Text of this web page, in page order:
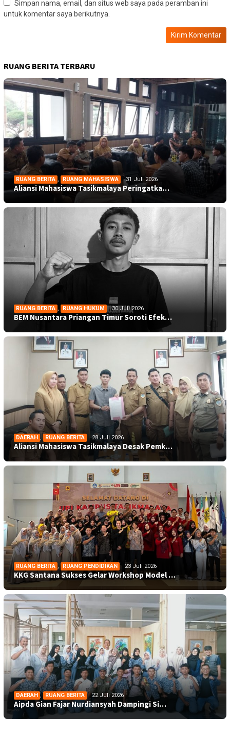
Simpan nama, email, dan situs web saya pada peramban ini
untuk komentar saya berikutnya.
RUANG BERITA TERBARU
RUANG BERITA , RUANG MAHASISWA 31 Juli 2026
Aliansi Mahasiswa Tasikmalaya Peringatka…
RUANG BERITA , RUANG HUKUM 30 Juli 2026
BEM Nusantara Priangan Timur Soroti Efek…
DAERAH , RUANG BERITA 28 Juli 2026
Aliansi Mahasiswa Tasikmalaya Desak Pemk…
RUANG BERITA , RUANG PENDIDIKAN 23 Juli 2026
KKG Santana Sukses Gelar Workshop Model …
DAERAH , RUANG BERITA 22 Juli 2026
Aipda Gian Fajar Nurdiansyah Dampingi Si…